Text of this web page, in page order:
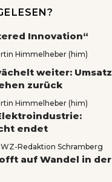
Innovation“
Himmelheber (him)
weiter: Umsatz
zurück
Himmelheber (him)
endet
Redaktion Schramberg
auf Wandel in der